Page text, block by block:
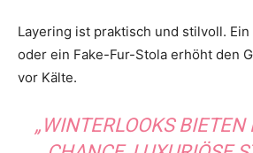
Layering ist praktisch und stilvoll.
oder ein Fake-Fur-Stola erhöht den
vor Kälte.
„WINTERLOOKS BIETEN